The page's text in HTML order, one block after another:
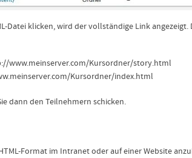
Datei klicken, wird der vollständige Link
www.meinserver.com/Kursordner/story.html
Kursordner/index.html
dann den Teilnehmern schicken.
Format im Intranet oder auf einer Website